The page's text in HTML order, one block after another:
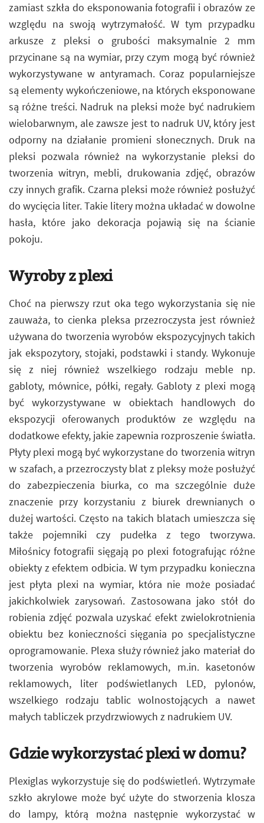
zamiast szkła do eksponowania fotografii i obrazów ze
względu na swoją wytrzymałość. W tym przypadku
arkusze z pleksi o grubości maksymalnie 2 mm
przycinane są na wymiar, przy czym mogą być również
wykorzystywane w antyramach. Coraz popularniejsze
są elementy wykończeniowe, na których eksponowane
są różne treści. Nadruk na pleksi może być nadrukiem
wielobarwnym, ale zawsze jest to nadruk UV, który jest
odporny na działanie promieni słonecznych. Druk na
pleksi pozwala również na wykorzystanie pleksi do
tworzenia witryn, mebli, drukowania zdjęć, obrazów
czy innych grafik. Czarna pleksi może również posłużyć
do wycięcia liter. Takie litery można układać w dowolne
hasła, które jako dekoracja pojawią się na ścianie
pokoju.
Wyroby z plexi
Choć na pierwszy rzut oka tego wykorzystania się nie
zauważa, to cienka pleksa przezroczysta jest również
używana do tworzenia wyrobów ekspozycyjnych takich
jak ekspozytory, stojaki, podstawki i standy. Wykonuje
się z niej również wszelkiego rodzaju meble np.
gabloty, mównice, półki, regały. Gabloty z plexi mogą
być wykorzystywane w obiektach handlowych do
ekspozycji oferowanych produktów ze względu na
dodatkowe efekty, jakie zapewnia rozproszenie światła.
Płyty plexi mogą być wykorzystane do tworzenia witryn
w szafach, a przezroczysty blat z pleksy może posłużyć
do zabezpieczenia biurka, co ma szczególnie duże
znaczenie przy korzystaniu z biurek drewnianych o
dużej wartości. Często na takich blatach umieszcza się
także pojemniki czy pudełka z tego tworzywa.
Miłośnicy fotografii sięgają po plexi fotografując różne
obiekty z efektem odbicia. W tym przypadku konieczna
jest płyta plexi na wymiar, która nie może posiadać
jakichkolwiek zarysowań. Zastosowana jako stół do
robienia zdjęć pozwala uzyskać efekt zwielokrotnienia
obiektu bez konieczności sięgania po specjalistyczne
oprogramowanie. Plexa służy również jako materiał do
tworzenia wyrobów reklamowych, m.in. kasetonów
reklamowych, liter podświetlanych LED, pylonów,
wszelkiego rodzaju tablic wolnostojących a nawet
małych tabliczek przydrzwiowych z nadrukiem UV.
Gdzie wykorzystać plexi w domu?
Plexiglas wykorzystuje się do podświetleń. Wytrzymałe
szkło akrylowe może być użyte do stworzenia klosza
do lampy, którą można następnie wykorzystać w